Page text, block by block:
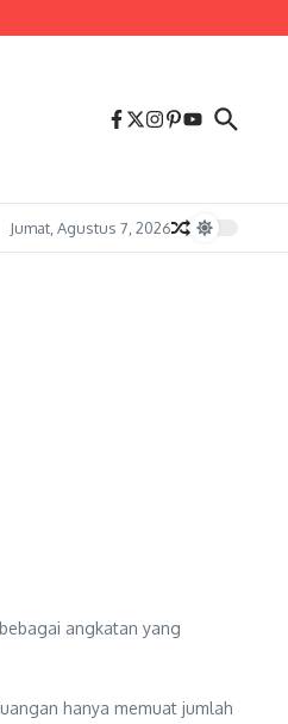
Jumat, Agustus 7, 2026
angkatan yang
hanya memuat jumlah